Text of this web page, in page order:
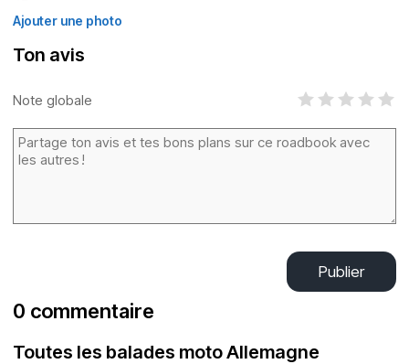
Ajouter une photo
Ton avis
Note globale
Publier
0 commentaire
Toutes les balades moto Allemagne